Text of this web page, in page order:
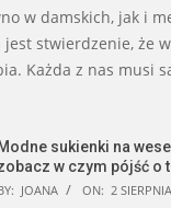
w damskich, jak i
jest stwierdzenie, że
Każda z nas musi
Modne sukienki na
w czym pójść o
JOANA ON: 2